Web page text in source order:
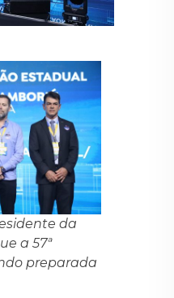
da
a 57ª
preparada